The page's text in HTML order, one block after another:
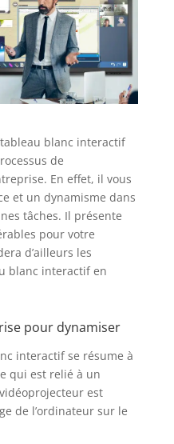
blanc interactif
de
En effet, il vous
et un dynamisme dans
tâches. Il présente
pour votre
d’ailleurs les
blanc interactif en
pour dynamiser
interactif se résume à
qui est relié à un
est
de l’ordinateur sur le